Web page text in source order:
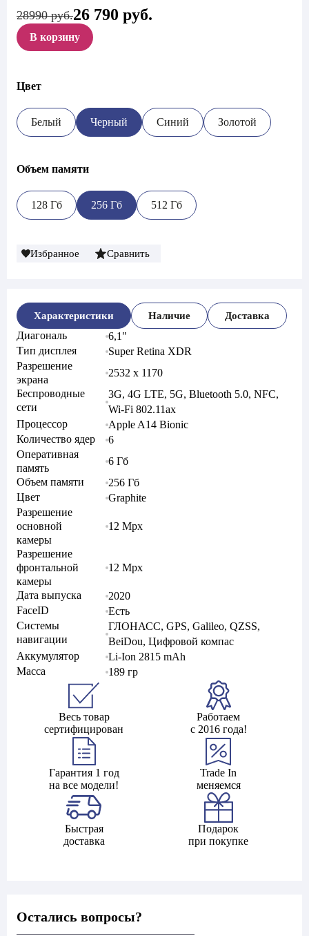
28990 руб.Первоначальная
цена
составляла
26 790 руб.
В корзину
Цвет
Белый Черный Синий Золотой
Объем памяти
128 Гб 256 Гб 512 Гб
Избранное Сравнить
Характеристики Наличие Доставка
Диагональ
6,1"
Тип дисплея
Super Retina XDR
Разрешение
экрана
2532 x 1170
Беспроводные
сети
3G, 4G LTE, 5G, Bluetooth 5.0, NFC,
Wi-Fi 802.11ax
Процессор
Apple A14 Bionic
Количество ядер
6
Оперативная
память
6 Гб
Объем памяти
256 Гб
Цвет
Graphite
Разрешение
основной
камеры
12 Mpx
Разрешение
фронтальной
камеры
12 Mpx
Дата выпуска
2020
FaceID
Есть
Системы
навигации
ГЛОНАСС, GPS, Galileo, QZSS,
BeiDou, Цифровой компас
Аккумулятор
Li-Ion 2815 mAh
Масса
189 гр
Весь товар
сертифицирован
Работаем
с 2016 года!
Гарантия 1 год
на все модели!
Trade In
меняемся
Быстрая
доставка
Подарок
при покупке
Остались вопросы?